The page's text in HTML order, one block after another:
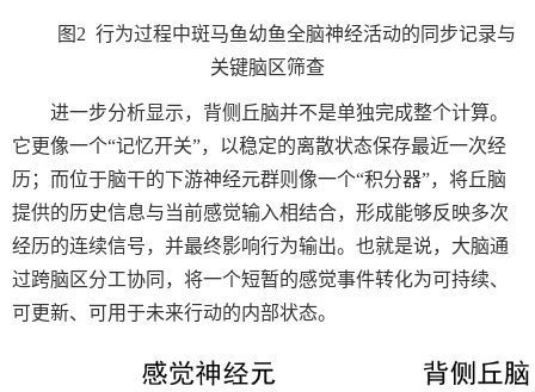
图 2 行为过程中斑马鱼幼鱼全脑神经活动的同步记录与
关键脑区筛查
进一步分析显示，背侧丘脑并不是单独完成整个计算。
它更像一个“记忆开关”，以稳定的离散状态保存最近一次经
历；而位于脑干的下游神经元群则像一个“积分器”，将丘脑
提供的历史信息与当前感觉输入相结合，形成能够反映多次
经历的连续信号，并最终影响行为输出。也就是说，大脑通
过跨脑区分工协同，将一个短暂的感觉事件转化为可持续、
可更新、可用于未来行动的内部状态。